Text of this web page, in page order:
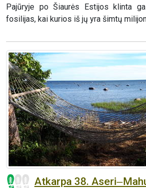
Pajūryje po Šiaurės Estijos klinta
fosilijas, kai kurios iš jų yra šimtų
Atkarpa 38.